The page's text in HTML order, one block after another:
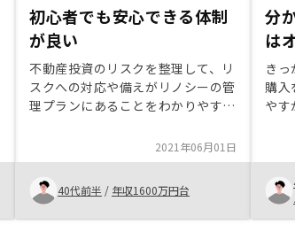
初心者でも安心できる体制
が良い
不動産投資のリスクを整理して、リ
スクへの対応や備えがリノシーの管
理プランにあることをわかりやすく
心できる体制面。物件の抽出条件や
エリア相場を明示してほしい。
2021年06月01日
40代前半 / 年収1600万円台
分
は
き
購入
やす
ン
業の
ォ
無